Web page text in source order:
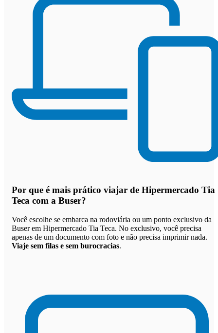
Por que é mais prático viajar de Hipermercado Tia
Teca com a Buser?
Você escolhe se embarca na rodoviária ou um ponto exclusivo da
Buser em Hipermercado Tia Teca. No exclusivo, você precisa
apenas de um documento com foto e não precisa imprimir nada.
Viaje sem filas e sem burocracias.